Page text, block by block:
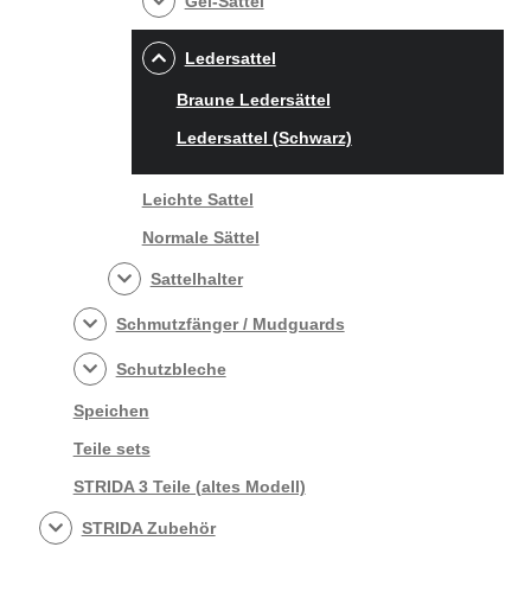
Ledersattel
Braune Ledersättel
Ledersattel (Schwarz)
Leichte Sattel
Normale Sättel
Sattelhalter
Schmutzfänger / Mudguards
Schutzbleche
Speichen
Teile sets
STRIDA 3 Teile (altes Modell)
STRIDA Zubehör